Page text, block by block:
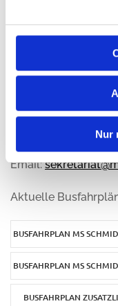
Nur
Fax: 09435/ 502369
Email:
Aktuelle
BUSFAHRPLAN MS
BUSFAHRPLAN MS
BUSFAHRPLAN